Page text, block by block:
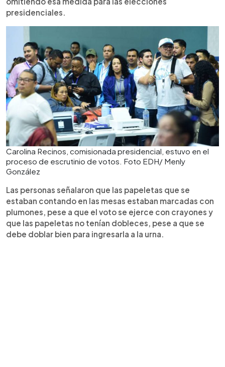
presidenciales.
Carolina Recinos, comisionada presidencial, estuvo en el
proceso de escrutinio de votos. Foto EDH/ Menly
González
Las personas señalaron que las papeletas que se
estaban contando en las mesas estaban marcadas con
plumones, pese a que el voto se ejerce con crayones y
que las papeletas no tenían dobleces, pese a que se
debe doblar bien para ingresarla a la urna.